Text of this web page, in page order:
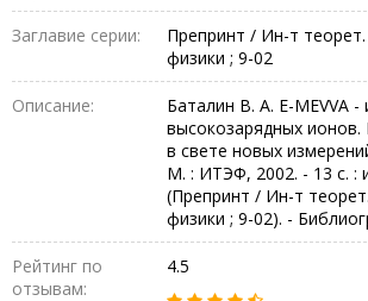
Заглавие серии:
Препринт / Ин-т теорет.
физики ; 9-02
Описание:
Баталин В. А. E-MEVVA -
высокозарядных
в свете новых
М. : ИТЭФ, 2002. - 13 с. :
(Препринт / Ин-т
физики ; 9-02). -
Рейтинг по
отзывам:
4.5